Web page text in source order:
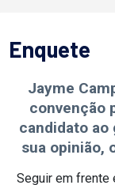
Enquete
Jayme
convenção
candidato ao
sua opinião,
Seguir em frente